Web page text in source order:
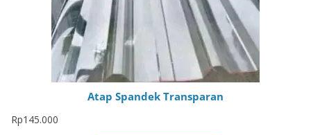
Atap Spandek Transparan
Rp145.000